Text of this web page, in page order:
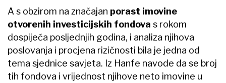
A s obzirom na značajan porast imovine
otvorenih investicijskih fondova s rokom
dospijeća posljednjih godina, i analiza njihova
poslovanja i procjena rizičnosti bila je jedna od
tema sjednice savjeta. Iz Hanfe navode da se broj
tih fondova i vrijednost njihove neto imovine u